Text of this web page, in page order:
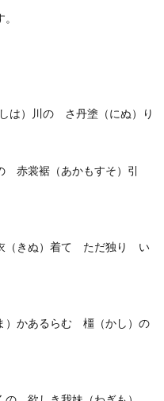
は）川の さ丹塗（にぬ）り
裳裾（あかもすそ）引
（きぬ）着て ただ独り い
かあるらむ 橿（かし）の